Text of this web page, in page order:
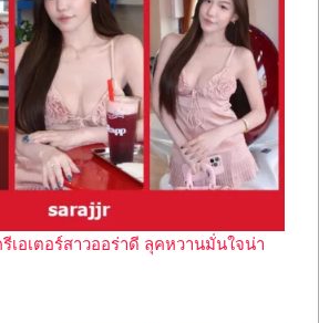
เอเตอร์สาวออร่าดี ลุคหวานมั่นใจน่า